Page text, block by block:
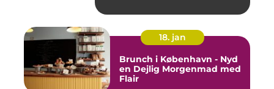
18. jan
Brunch i København - Nyd
en Dejlig Morgenmad med
Flair